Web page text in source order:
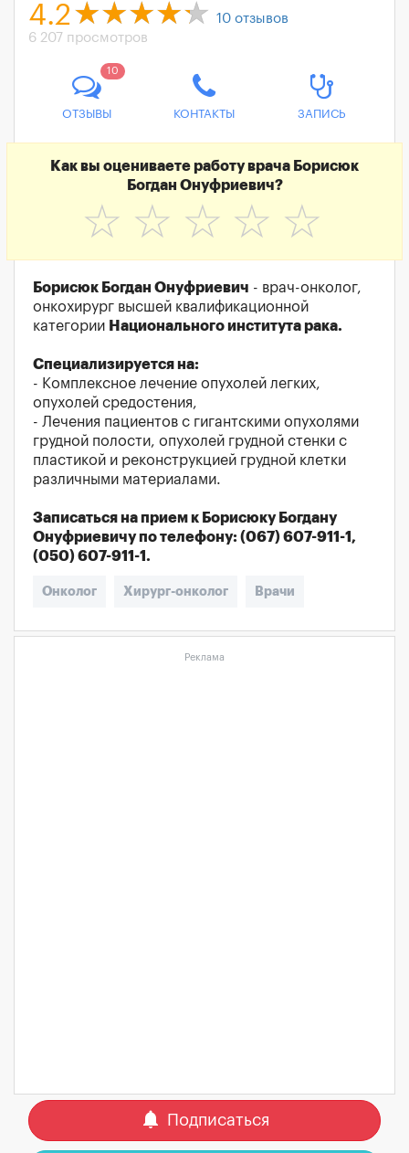
4.2 10 отзывов
6 207 просмотров
ОТЗЫВЫ
10
КОНТАКТЫ ЗАПИСЬ
Как вы оцениваете работу врача Борисюк
Богдан Онуфриевич?
☆
☆
☆
☆
☆
Борисюк Богдан Онуфриевич - врач-онколог,
онкохирург высшей квалификационной
категории Национального института рака.
Специализируется на:
- Комплексное лечение опухолей легких,
опухолей средостения,
- Лечения пациентов с гигантскими опухолями
грудной полости, опухолей грудной стенки с
пластикой и реконструкцией грудной клетки
различными материалами.
Записаться на прием к Борисюку Богдану
Онуфриевичу по телефону: (067) 607-911-1,
(050) 607-911-1.
Онколог Хирург-онколог Врачи
Реклама
notifications Подписаться